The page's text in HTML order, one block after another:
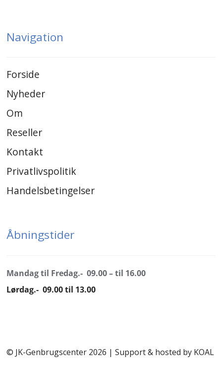
Navigation
Forside
Nyheder
Om
Reseller
Kontakt
Privatlivspolitik
Handelsbetingelser
Åbningstider
Mandag til Fredag.- 09.00 – til 16.00
Lørdag.- 09.00 til 13.00
© JK-Genbrugscenter 2026 | Support & hosted by KOAL